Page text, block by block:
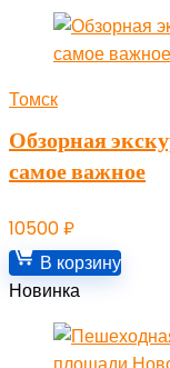
Томск
Обзорная
самое важное
10500₽
В корзину
Новинка